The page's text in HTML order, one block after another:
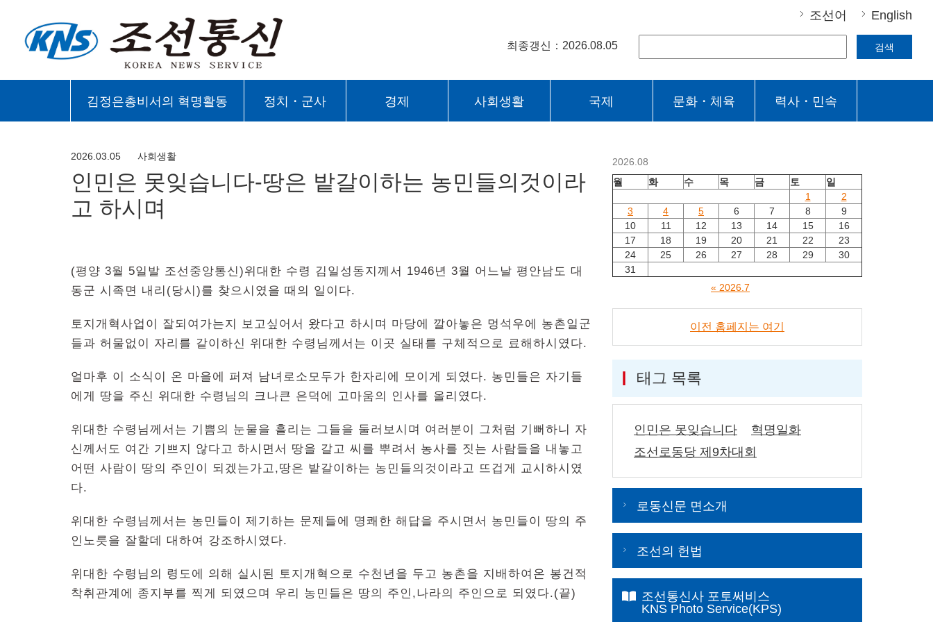
조선어 English
최종갱신：2026.08.05 검색
김정은총비서의 혁명활동 정치・군사 경제 사회생활 국제 문화・체육 력사・민속
2026.03.05 사회생활
인민은 못잊습니다-땅은 밭갈이하는 농민들의것이라
고 하시며
(평양 3월 5일발 조선중앙통신)위대한 수령 김일성동지께서 1946년 3월 어느날 평안남도 대
동군 시족면 내리(당시)를 찾으시였을 때의 일이다.
토지개혁사업이 잘되여가는지 보고싶어서 왔다고 하시며 마당에 깔아놓은 멍석우에 농촌일군
들과 허물없이 자리를 같이하신 위대한 수령님께서는 이곳 실태를 구체적으로 료해하시였다.
얼마후 이 소식이 온 마을에 퍼져 남녀로소모두가 한자리에 모이게 되였다. 농민들은 자기들
에게 땅을 주신 위대한 수령님의 크나큰 은덕에 고마움의 인사를 올리였다.
위대한 수령님께서는 기쁨의 눈물을 흘리는 그들을 둘러보시며 여러분이 그처럼 기뻐하니 자
신께서도 여간 기쁘지 않다고 하시면서 땅을 갈고 씨를 뿌려서 농사를 짓는 사람들을 내놓고
어떤 사람이 땅의 주인이 되겠는가고,땅은 밭갈이하는 농민들의것이라고 뜨겁게 교시하시였
다.
위대한 수령님께서는 농민들이 제기하는 문제들에 명쾌한 해답을 주시면서 농민들이 땅의 주
인노릇을 잘할데 대하여 강조하시였다.
위대한 수령님의 령도에 의해 실시된 토지개혁으로 수천년을 두고 농촌을 지배하여온 봉건적
착취관계에 종지부를 찍게 되였으며 우리 농민들은 땅의 주인,나라의 주인으로 되였다.(끝)
2026.08
월
화 수 목 금 토
일
1
2
3
4 5 6 7 8
9
10
11 12 13 14 15
16
17
18 19 20 21 22
23
24
25 26 27 28 29
30
31
« 2026.7
이전 홈페지는 여기
태그 목록
인민은 못잊습니다
혁명일화
조선로동당 제9차대회
로동신문 면소개
조선의 헌법
조선통신사 포토써비스
KNS Photo Service(KPS)